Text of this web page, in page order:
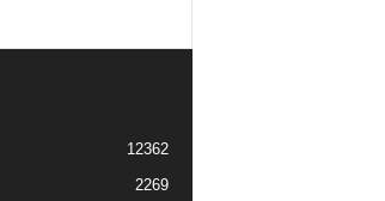
12362
2269